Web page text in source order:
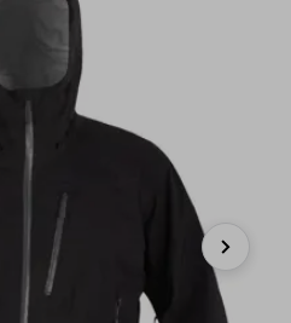
Next